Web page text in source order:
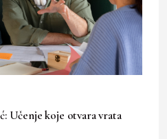
Učenje koje otvara vrata